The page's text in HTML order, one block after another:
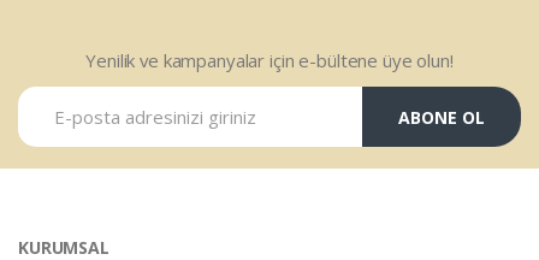
Yenilik ve kampanyalar için e-bültene üye olun!
ABONE OL
KURUMSAL